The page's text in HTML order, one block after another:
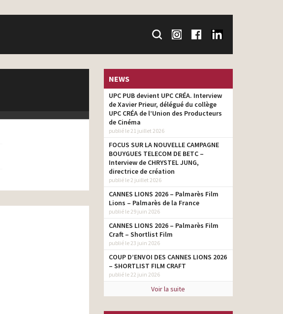
NEWS
UPC PUB devient UPC CRÉA. Interview
de Xavier Prieur, délégué du collège
UPC CRÉA de l’Union des Producteurs
de Cinéma
publié le 21 juillet 2026
FOCUS SUR LA NOUVELLE CAMPAGNE
BOUYGUES TELECOM DE BETC –
Interview de CHRYSTEL JUNG,
directrice de création
publié le 2 juillet 2026
CANNES LIONS 2026 – Palmarès Film
Lions – Palmarès de la France
publié le 29 juin 2026
CANNES LIONS 2026 – Palmarès Film
Craft – Shortlist Film
publié le 23 juin 2026
COUP D’ENVOI DES CANNES LIONS 2026
– SHORTLIST FILM CRAFT
publié le 22 juin 2026
Voir la suite